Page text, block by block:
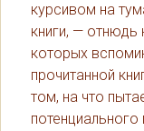
курсивом на
книги, — отнюдь
которых
прочитанной
том, на что
потенциального